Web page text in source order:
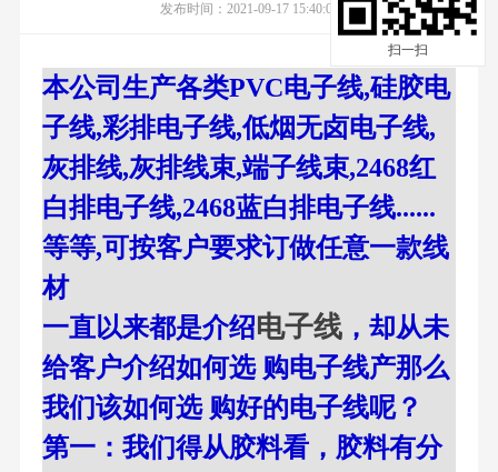
扫一扫
发布时间：2021-09-17 15:40:08
本公司生产各类PVC电子线,硅胶电
子线,彩排电子线,低烟无卤电子线,
灰排线,灰排线束,端子线束,2468红
白排电子线,2468蓝白排电子线......
等等,可按客户要求订做任意一款线
材
一直以来都是介绍电子线，却从未
给客户介绍如何选 购电子线产那么
我们该如何选 购好的电子线呢？
第一：我们得从胶料看，胶料有分